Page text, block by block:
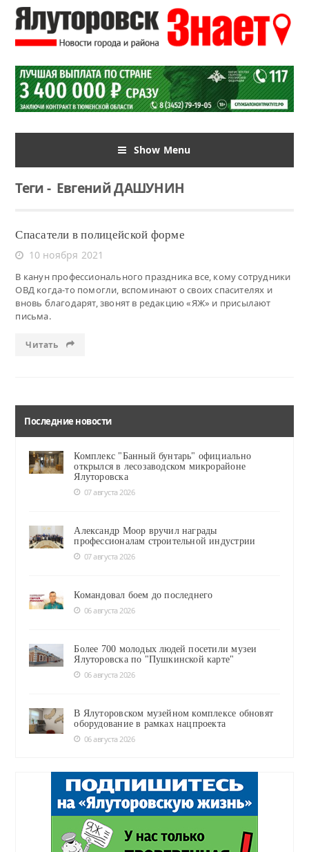
Show Menu
Теги-Евгений ДАШУНИН
Спасатели в полицейской форме
10 ноября 2021
В канун профессионального праздника все, кому сотрудники
ОВД когда-то помогли, вспоминают о своих спасителях и
вновь благодарят, звонят в редакцию «ЯЖ» и присылают
письма.
Читать
Последние новости
Комплекс "Банный бунтарь" официально
открылся в лесозаводском микрорайоне
Ялуторовска
07 августа 2026
Александр Моор вручил награды
профессионалам строительной индустрии
07 августа 2026
Командовал боем до последнего
06 августа 2026
Более 700 молодых людей посетили музеи
Ялуторовска по "Пушкинской карте"
06 августа 2026
В Ялуторовском музейном комплексе обновят
оборудование в рамках нацпроекта
06 августа 2026